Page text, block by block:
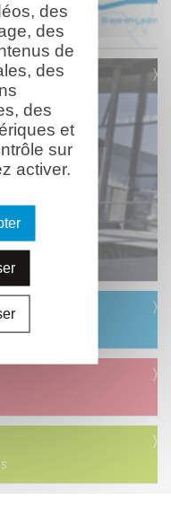
des
des
de
des
des
et
sur
activer.